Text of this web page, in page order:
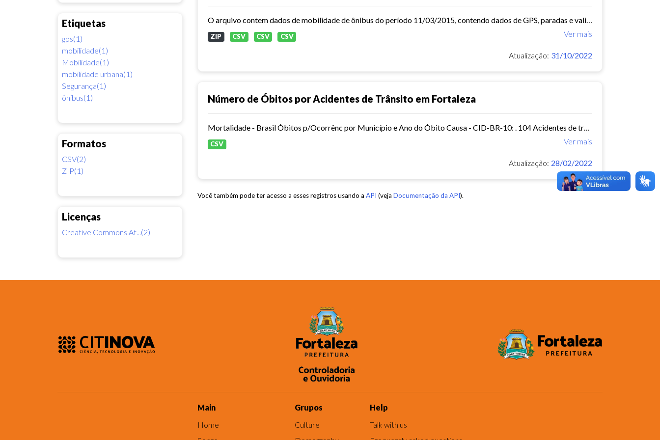
Etiquetas
gps(1)
mobilidade(1)
Mobilidade(1)
mobilidade urbana(1)
Segurança(1)
ônibus(1)
Formatos
CSV(2)
ZIP(1)
Licenças
Creative Commons At...(2)
O arquivo contem dados de mobilidade de ônibus do período 11/03/2015, contendo dados de GPS, paradas e validação.
Ver mais
ZIP CSV CSV CSV
Atualização: 31/10/2022
Número de Óbitos por Acidentes de Trânsito em Fortaleza
Mortalidade - Brasil Óbitos p/Ocorrênc por Município e Ano do Óbito Causa - CID-BR-10: . 104 Acidentes de transporte Período:2010-2019 Taxa municipal de homicídios por cem mil...
Ver mais
CSV
Atualização: 28/02/2022
Você também pode ter acesso a esses registros usando a API (veja Documentação da API).
Main
Home
Grupos
Culture
Help
Talk with us